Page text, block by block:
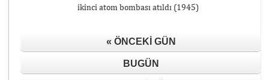
ikinci atom bombası atıldı (1945)
« ÖNCEKI GÜN
BUGÜN